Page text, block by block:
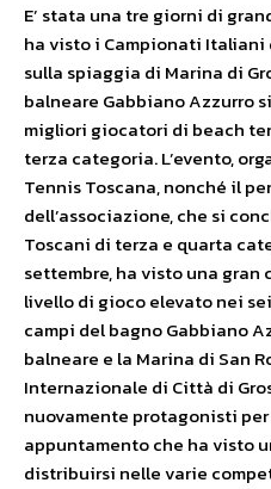
E’ stata una tre giorni di
ha visto i Campionati
sulla spiaggia di Marina di
balneare Gabbiano Azzurro
migliori giocatori di beach
terza categoria. L’evento,
Tennis Toscana, nonché il
dell’associazione, che si
Toscani di terza e quarta
settembre, ha visto una gran
livello di gioco elevato nei
campi del bagno Gabbiano
balneare e la Marina di San
Internazionale di Città di
nuovamente protagonisti
appuntamento che ha visto
distribuirsi nelle varie